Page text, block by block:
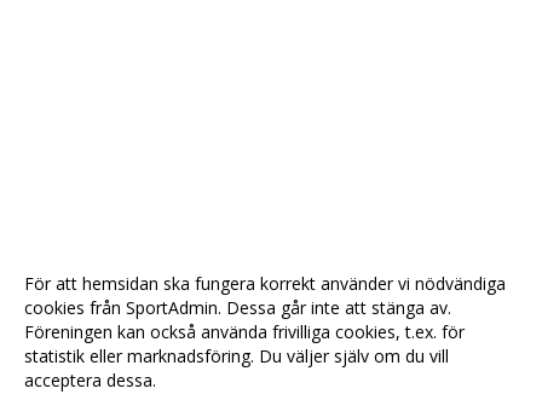
För att hemsidan ska fungera korrekt använder vi nödvändiga
cookies från SportAdmin. Dessa går inte att stänga av.
Föreningen kan också använda frivilliga cookies, t.ex. för
statistik eller marknadsföring. Du väljer själv om du vill
acceptera dessa.